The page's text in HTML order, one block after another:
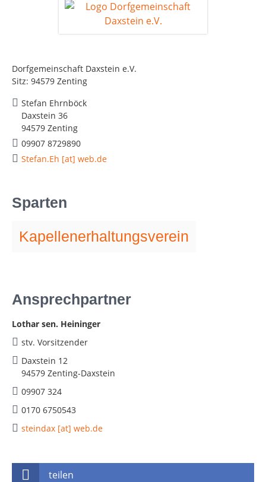
Dorfgemeinschaft Daxstein e.V.
Sitz: 94579 Zenting
Stefan Ehrnböck
Daxstein 36
94579 Zenting
09907 8729890
Stefan.Eh [at] web.de
Sparten
Kapellenerhaltungsverein
Ansprechpartner
Lothar sen. Heininger
stv. Vorsitzender
Daxstein 12
94579 Zenting-Daxstein
09907 324
0170 6750543
steindax [at] web.de
teilen